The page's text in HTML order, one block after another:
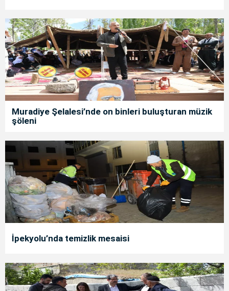
Muradiye Şelalesi’nde on binleri buluşturan müzik
şöleni
İpekyolu’nda temizlik mesaisi